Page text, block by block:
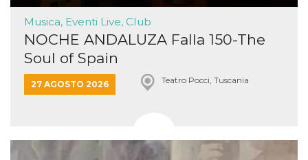
Musica, Eventi Live, Club
NOCHE ANDALUZA Falla 150-The
Soul of Spain
27 AGOSTO 2026 Teatro Pocci, Tuscania